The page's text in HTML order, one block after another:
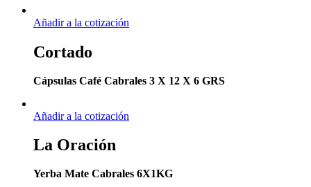
Añadir a la cotización
Cortado
Cápsulas Café Cabrales 3 X 12 X 6 GRS
Añadir a la cotización
La Oración
Yerba Mate Cabrales 6X1KG